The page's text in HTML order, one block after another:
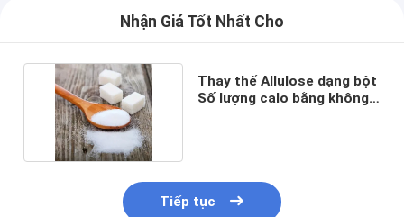
Nhận Giá Tốt Nhất Cho
Thay thế Allulose dạng bột
Số lượng calo bằng không
Tiếp tục